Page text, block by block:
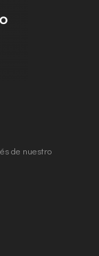
de nuestro